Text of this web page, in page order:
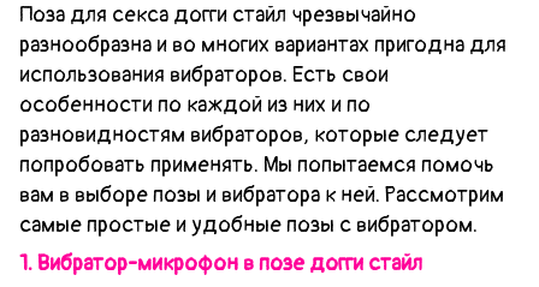
Поза для секса догги стайл чрезвычайно
разнообразна и во многих вариантах пригодна для
использования вибраторов. Есть свои
особенности по каждой из них и по
разновидностям вибраторов, которые следует
попробовать применять. Мы попытаемся помочь
вам в выборе позы и вибратора к ней. Рассмотрим
самые простые и удобные позы с вибратором.
1. Вибратор-микрофон в позе догги стайл